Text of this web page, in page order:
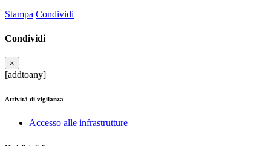
Stampa Condividi
Condividi
×
[addtoany]
Attività di vigilanza
Accesso alle infrastrutture